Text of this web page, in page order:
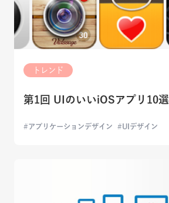
トレンド
第1回 UIのいいiOSアプリ10選
アプリケーションデザイン UIデザイン